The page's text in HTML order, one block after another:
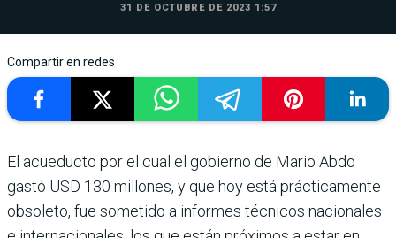
31 DE OCTUBRE DE 2023 1:57
Compartir en redes
El acueducto por el cual el gobierno de Mario Abdo
gastó USD 130 millones, y que hoy está prácticamente
obsoleto, fue sometido a informes técni­cos nacionales